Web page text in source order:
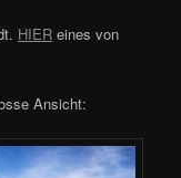
HIER eines von
Ansicht: